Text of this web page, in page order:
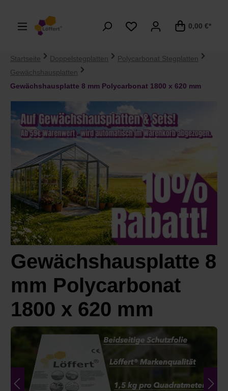
0,00 €*
Startseite Doppelstegplatten
Polycarbonat Stegplatten
Gewächshausplatten
Gewächshausplatte 8 mm Polycarbonat 1800 x 620 mm
Gewächshausplatte 8
mm Polycarbonat
1800 x 620 mm
Bildergalerie überspringen